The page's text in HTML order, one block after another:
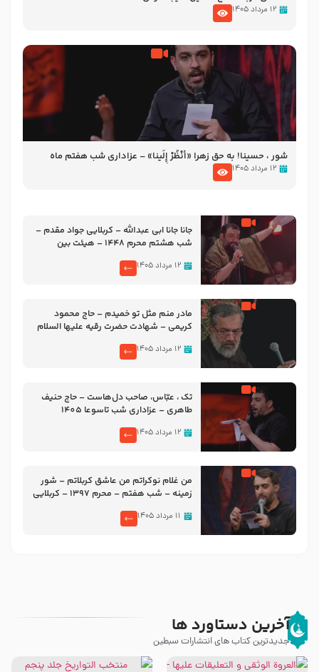
۱۲ مرداد ۱۴۰۵
شور ، حسینا! به‌ حق زهرا «أُنْظُرْ إِلَینا» – عزاداری شب هفتم ماه
محرّم 1405
۱۲ مرداد ۱۴۰۵
جانا جانا ابی عبدالله – کربلایی جواد مقدم –
شب هشتم محرم 1448 – هیئت بین
۱۲ مرداد ۱۴۰۵
مادر منم مثل تو خمیدم – حاج محمود
کریمی – شهادت حضرت رقیه علیها السلام
۱۲ مرداد ۱۴۰۵
تک ، عبّاس، صاحب دل‌هاست – حاج حنیف
طاهری – عزاداری شب تاسوعا 1405
۱۲ مرداد ۱۴۰۵
من غلام نوکراتم من عاشق کربلاتم – شور
زمینه – شب هفتم – محرم 1397 – کربلایی
۱۱ مرداد ۱۴۰۵
آخرین دستاورد ها
جدیدترین کتاب های انتشارات سبطین